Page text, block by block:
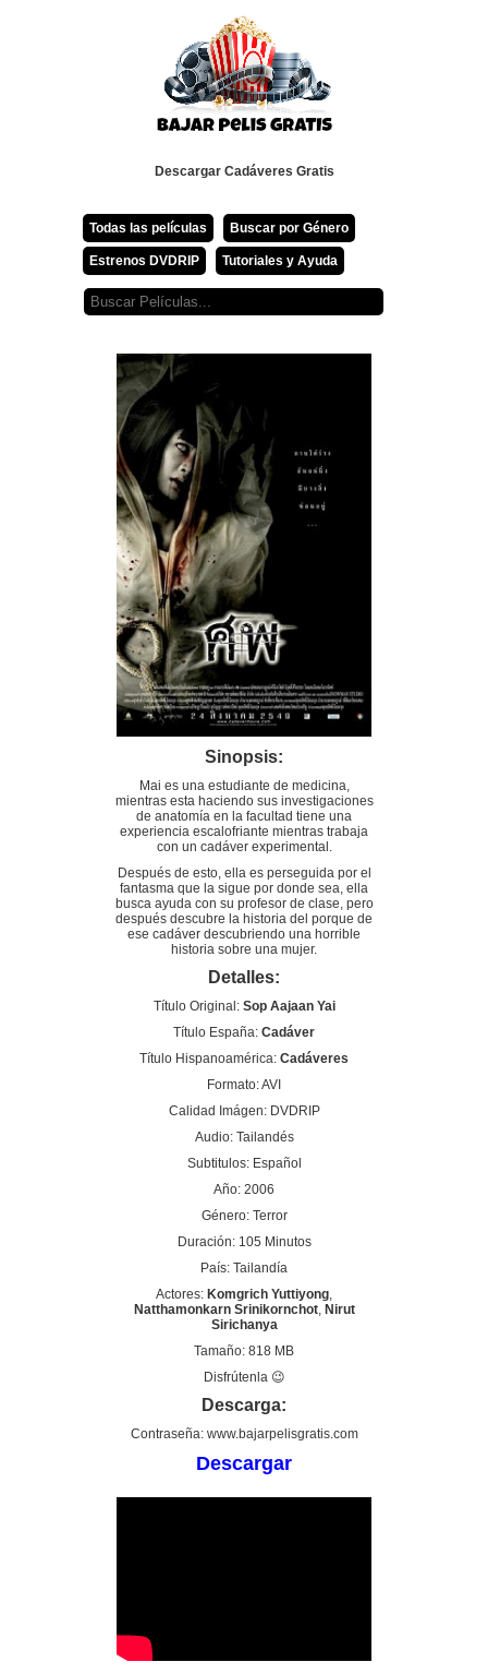
Descargar Cadáveres Gratis
Todas las películas Buscar por Género
Estrenos DVDRIP Tutoriales y Ayuda
Sinopsis:
Mai es una estudiante de medicina,
mientras esta haciendo sus investigaciones
de anatomía en la facultad tiene una
experiencia escalofriante mientras trabaja
con un cadáver experimental.
Después de esto, ella es perseguida por el
fantasma que la sigue por donde sea, ella
busca ayuda con su profesor de clase, pero
después descubre la historia del porque de
ese cadáver descubriendo una horrible
historia sobre una mujer.
Detalles:
Título Original: Sop Aajaan Yai
Título España: Cadáver
Título Hispanoamérica: Cadáveres
Formato: AVI
Calidad Imágen: DVDRIP
Audio: Tailandés
Subtitulos: Español
Año: 2006
Género: Terror
Duración: 105 Minutos
País: Tailandía
Actores: Komgrich Yuttiyong,
Natthamonkarn Srinikornchot, Nirut
Sirichanya
Tamaño: 818 MB
Disfrútenla 😉
Descarga:
Contraseña: www.bajarpelisgratis.com
Descargar